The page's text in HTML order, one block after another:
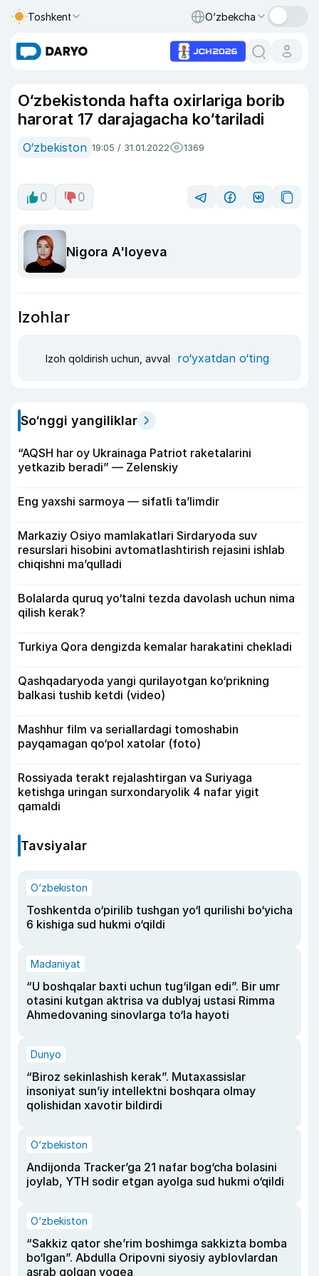
Toshkent O‘zbekcha
O‘zbekistonda hafta oxirlariga borib
harorat 17 darajagacha ko‘tariladi
O‘zbekiston 19:05 / 31.01.2022 1369
0 0
Nigora A'loyeva
Izohlar
Izoh qoldirish uchun, avval ro‘yxatdan o‘ting
So‘nggi yangiliklar
“AQSH har oy Ukrainaga Patriot raketalarini
yetkazib beradi” — Zelenskiy
Eng yaxshi sarmoya — sifatli ta’limdir
Markaziy Osiyo mamlakatlari Sirdaryoda suv
resurslari hisobini avtomatlashtirish rejasini ishlab
chiqishni ma’qulladi
Bolalarda quruq yo‘talni tezda davolash uchun nima
qilish kerak?
Turkiya Qora dengizda kemalar harakatini chekladi
Qashqadaryoda yangi qurilayotgan ko‘prikning
balkasi tushib ketdi (video)
Mashhur film va seriallardagi tomoshabin
payqamagan qo‘pol xatolar (foto)
Rossiyada terakt rejalashtirgan va Suriyaga
ketishga uringan surxondaryolik 4 nafar yigit
qamaldi
Tavsiyalar
O‘zbekiston
Toshkentda o‘pirilib tushgan yo‘l qurilishi bo‘yicha
6 kishiga sud hukmi o‘qildi
Madaniyat
“U boshqalar baxti uchun tug‘ilgan edi”. Bir umr
otasini kutgan aktrisa va dublyaj ustasi Rimma
Ahmedovaning sinovlarga to‘la hayoti
Dunyo
“Biroz sekinlashish kerak”. Mutaxassislar
insoniyat sun’iy intellektni boshqara olmay
qolishidan xavotir bildirdi
O‘zbekiston
Andijonda Tracker’ga 21 nafar bog‘cha bolasini
joylab, YTH sodir etgan ayolga sud hukmi o‘qildi
O‘zbekiston
“Sakkiz qator she’rim boshimga sakkizta bomba
bo‘lgan”. Abdulla Oripovni siyosiy ayblovlardan
asrab qolgan voqea